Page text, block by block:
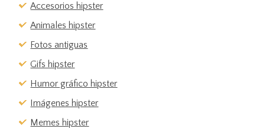
Accesorios hipster
Animales hipster
Fotos antiguas
Gifs hipster
Humor gráfico hipster
Imágenes hipster
Memes hipster